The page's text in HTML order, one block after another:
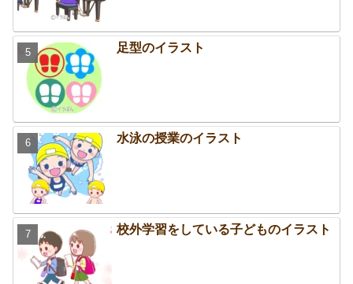
足型のイラスト
水泳の授業のイラスト
校外学習をしている子どものイラスト